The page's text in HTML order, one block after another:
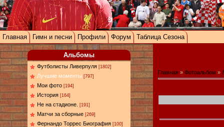
Главная Гимн и песни Профили Форум Таблица Сезона
Альбомы
Футболисты Ливерпуля [1802]
Лучшие моменты [797]
Мои фото [194]
История [164]
Не на стадионе. [191]
Матчи за сборные [269]
Фернандо Торрес Биография [100]
Главная » Фотоальбом »